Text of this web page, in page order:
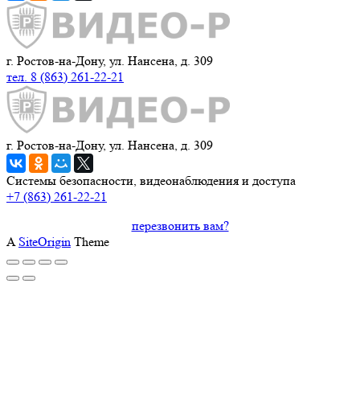
г. Ростов-на-Дону, ул. Нансена, д. 309
тел. 8 (863) 261-22-21
г. Ростов-на-Дону, ул. Нансена, д. 309
Системы безопасности, видеонаблюдения и доступа
+7 (863) 261-22-21
перезвонить вам?
A SiteOrigin Theme